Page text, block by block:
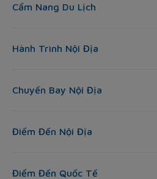
Cẩm Nang Du Lịch
Hành Trình Nội Địa
Chuyến Bay Nội Địa
Điểm Đến Nội Địa
Điểm Đến Quốc Tế